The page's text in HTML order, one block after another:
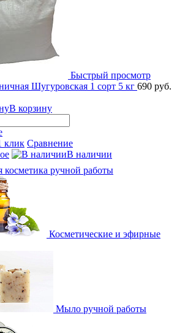
Быстрый просмотр
Шугуровская 1 сорт 5 кг 690 руб.
В корзину
клик Сравнение
В наличии
косметика ручной работы
Косметические и эфирные
Мыло ручной работы